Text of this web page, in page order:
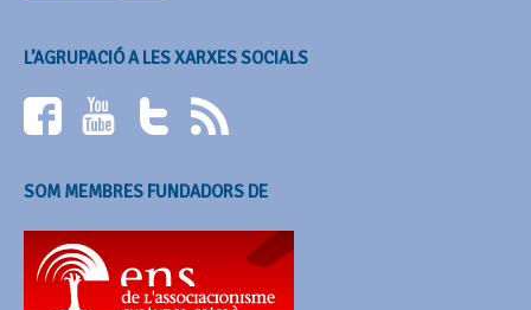
L’AGRUPACIÓ A LES XARXES SOCIALS
SOM MEMBRES FUNDADORS DE